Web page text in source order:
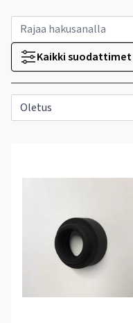
Kaikki suodattimet